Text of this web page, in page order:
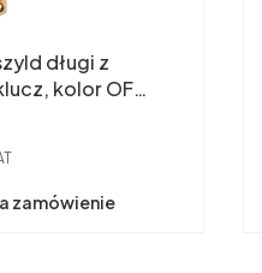
długi z
kolor OF
(1)
zamówienie